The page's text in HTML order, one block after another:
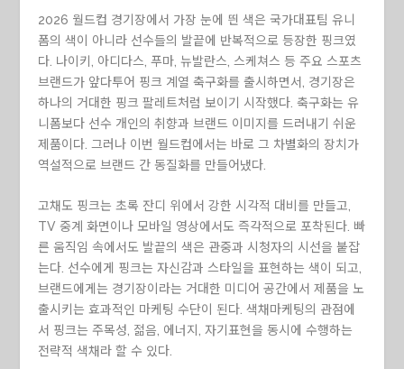
2026 월드컵 경기장에서 가장 눈에 띈 색은 국가대표팀 유니
폼의 색이 아니라 선수들의 발끝에 반복적으로 등장한 핑크였
다. 나이키, 아디다스, 푸마, 뉴발란스, 스케쳐스 등 주요 스포츠
브랜드가 앞다투어 핑크 계열 축구화를 출시하면서, 경기장은
하나의 거대한 핑크 팔레트처럼 보이기 시작했다. 축구화는 유
니폼보다 선수 개인의 취향과 브랜드 이미지를 드러내기 쉬운
제품이다. 그러나 이번 월드컵에서는 바로 그 차별화의 장치가
역설적으로 브랜드 간 동질화를 만들어냈다.
고채도 핑크는 초록 잔디 위에서 강한 시각적 대비를 만들고,
TV 중계 화면이나 모바일 영상에서도 즉각적으로 포착된다. 빠
른 움직임 속에서도 발끝의 색은 관중과 시청자의 시선을 붙잡
는다. 선수에게 핑크는 자신감과 스타일을 표현하는 색이 되고,
브랜드에게는 경기장이라는 거대한 미디어 공간에서 제품을 노
출시키는 효과적인 마케팅 수단이 된다. 색채마케팅의 관점에
서 핑크는 주목성, 젊음, 에너지, 자기표현을 동시에 수행하는
전략적 색채라 할 수 있다.